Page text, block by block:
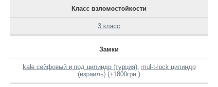
Класс взломостойкости
3 класс
Замки
kale сейфовый и под цилиндр (турция), mul-t-lock цилиндр
(израиль) (+1800грн.)